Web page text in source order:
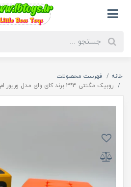
خانه
فهرست محصولات
روبیک مگنتی 3*3 برند کای وای مدل وریور ام (M) استیکرلس